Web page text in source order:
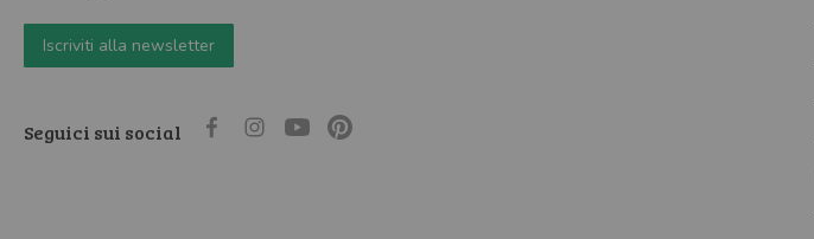
Iscriviti alla newsletter
Seguici sui social